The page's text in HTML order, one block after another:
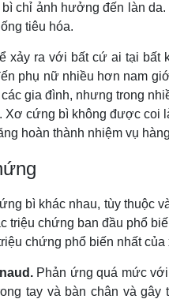
chỉ ảnh hưởng đến làn
tiêu hóa.
xảy ra với bất cứ ai tại bất
phụ nữ nhiều hơn nam
gia đình, nhưng trong
Xơ cứng bì không được coi
hoàn thành nhiệm vụ
bì khác nhau, tùy thuộc
triệu chứng ban đầu phổ
chứng phổ biến nhất
Phản ứng quá mức với
tay và bàn chân và